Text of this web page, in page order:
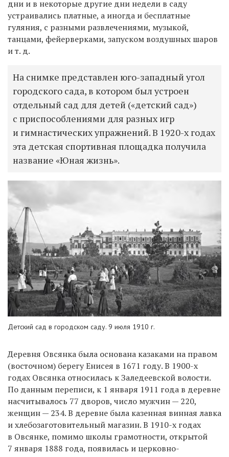
дни и в некоторые другие дни недели в саду
устраивались платные, а иногда и бесплатные
гуляния, с разными развлечениями, музыкой,
танцами, фейерверками, запуском воздушных шаров
и т. д.
На снимке представлен юго-западный угол
городского сада, в котором был устроен
отдельный сад для детей («детский сад»)
с приспособлениями для разных игр
и гимнастических упражнений. В 1920-х годах
эта детская спортивная площадка получила
название «Юная жизнь».
Детский сад в городском саду. 9 июля 1910 г.
Деревня Овсянка была основана казаками на правом
(восточном) берегу Енисея в 1671 году. В 1900-х
годах Овсянка относилась к Заледеевской волости.
По данным переписи, к 1 января 1911 года в деревне
насчитывалось 77 дворов, число мужчин — 220,
женщин — 234. В деревне была казенная винная лавка
и хлебозаготовительный магазин. В 1910-х годах
в Овсянке, помимо школы грамотности, открытой
7 января 1888 года, появилась и церковно-